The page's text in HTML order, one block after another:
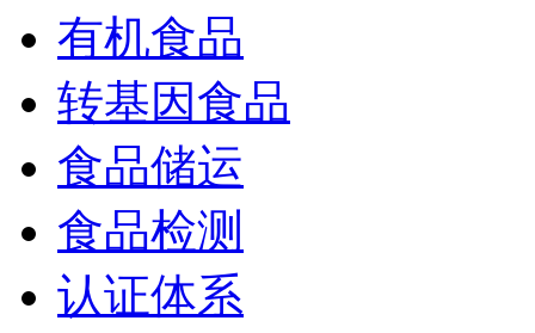
有机食品
转基因食品
食品储运
食品检测
认证体系